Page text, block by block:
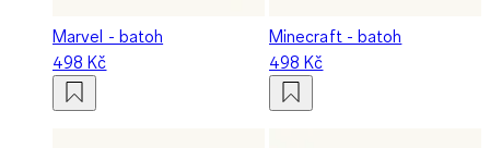
Marvel - batoh
498 Kč
Minecraft - batoh
498 Kč